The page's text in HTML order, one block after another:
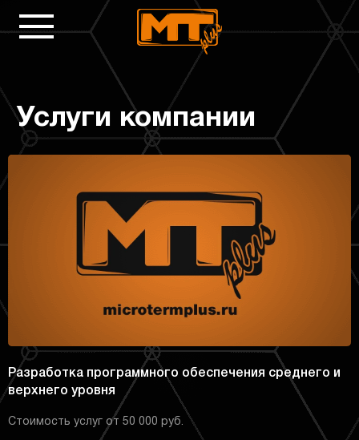
Услуги компании
Разработка программного обеспечения среднего и
верхнего уровня
Стоимость услуг от 50 000 руб.